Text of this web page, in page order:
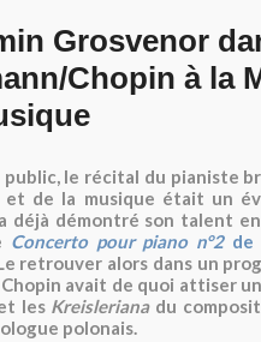
Grosvenor
Chopin à la
public, le récital du pianiste
de la musique était un
déjà démontré son talent
Concerto pour piano n°2de
retrouver alors dans un
avait de quoi attiser
les Kreislerianadu
polonais.